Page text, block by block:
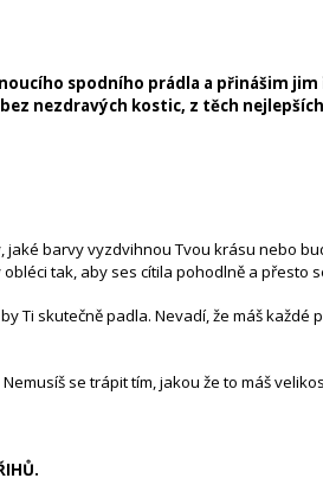
spodního prádla a přinášim
nezdravých kostic, z těch
barvy vyzdvihnou Tvou krásu nebo
tak, aby ses cítila pohodlně a přesto
Ti skutečně padla. Nevadí, že máš
se trápit tím, jakou že to máš